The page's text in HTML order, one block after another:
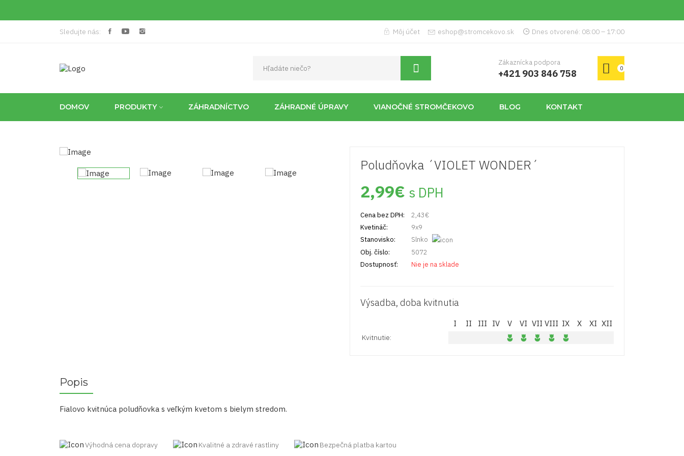
Sledujte nás: Môj účet eshop@stromcekovo.sk Dnes otvorené: 08:00 – 17:00
Zákaznícka podpora
+421 903 846 758 0
DOMOV PRODUKTY ZÁHRADNÍCTVO ZÁHRADNÉ ÚPRAVY VIANOČNÉ STROMČEKOVO BLOG KONTAKT
Poludňovka ´VIOLET WONDER´
2,99€ s DPH
Cena bez DPH: 2,43€
Kvetináč:
9x9
Stanovisko:
Slnko
Obj. číslo:
5072
Dostupnosť:
Nie je na sklade
Výsadba, doba kvitnutia
I II III IV V VI VII VIII IX X XI XII
Kvitnutie:
Popis
Fialovo kvitnúca poludňovka s veľkým kvetom s bielym stredom.
Výhodná cena dopravy Kvalitné a zdravé rastliny Bezpečná platba kartou